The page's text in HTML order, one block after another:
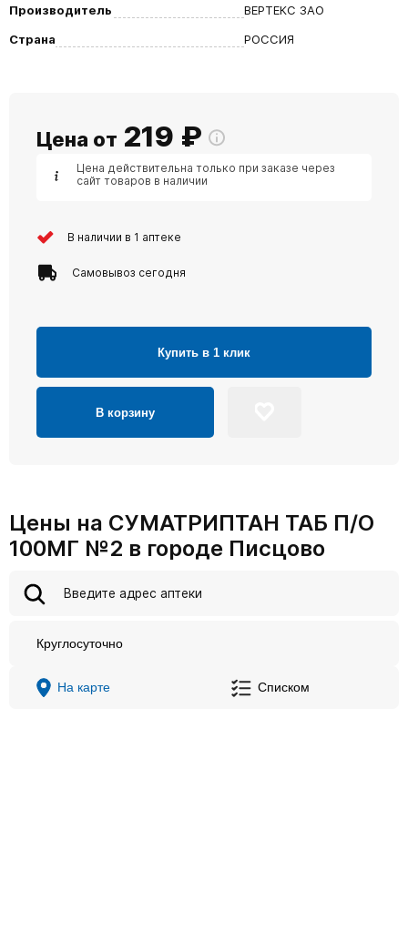
Производитель
ВЕРТЕКС ЗАО
Страна
РОССИЯ
Цена от 219 ₽
Цена действительна только при заказе через
сайт товаров в наличии
В наличии в 1 аптеке
Самовывоз сегодня
Купить в 1 клик
В корзину
Цены на СУМАТРИПТАН ТАБ П/О
100МГ №2 в городе Писцово
Круглосуточно
На карте Списком